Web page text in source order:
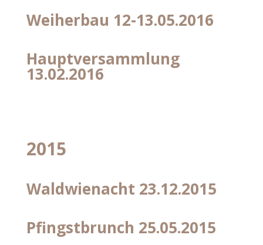
Weiherbau 12-13.05.2016
Hauptversammlung
13.02.2016
2015
Waldwienacht 23.12.2015
Pfingstbrunch 25.05.2015